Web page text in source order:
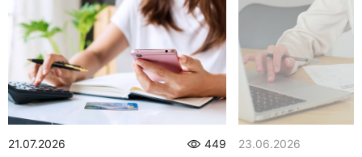
21.07.2026 449 23.06.2026